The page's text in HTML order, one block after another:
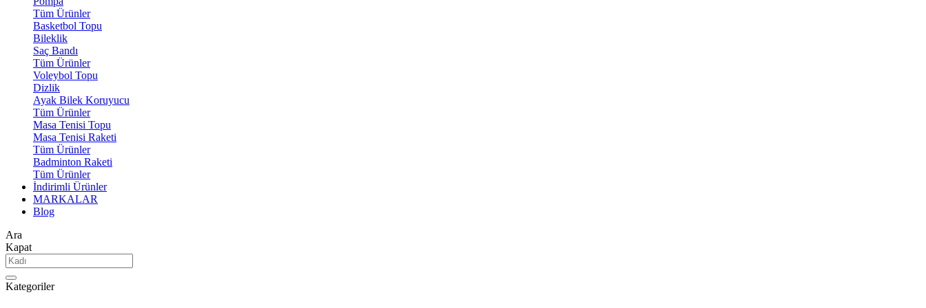
Tüm Ürünler
Basketbol Topu
Bileklik
Saç Bandı
Tüm Ürünler
Voleybol Topu
Dizlik
Ayak Bilek Koruyucu
Tüm Ürünler
Masa Tenisi Topu
Masa Tenisi Raketi
Tüm Ürünler
Badminton Raketi
Tüm Ürünler
İndirimli Ürünler
MARKALAR
Blog
Ara
Kapat
Kategoriler